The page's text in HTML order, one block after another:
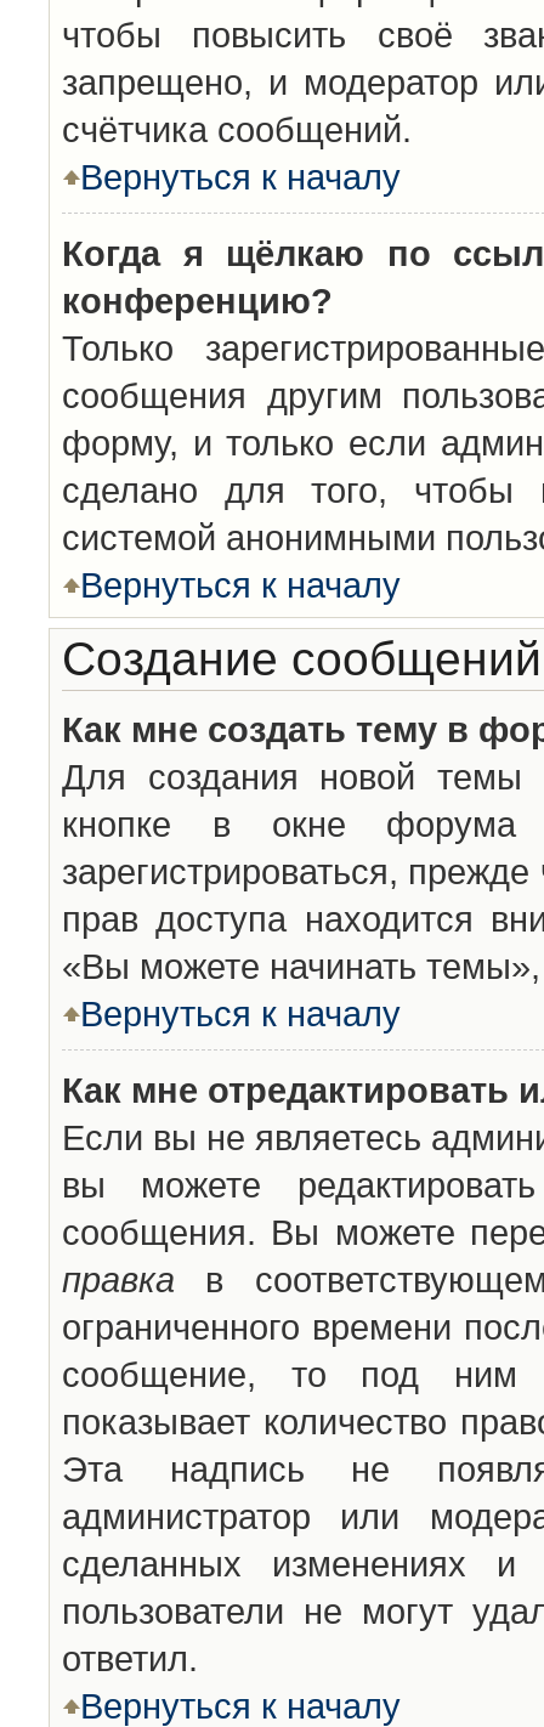
чтобы повысить своё
запрещено, и модератор
счётчика сообщений.
Вернуться к началу
Когда я щёлкаю по
конференцию?
Только
сообщения другим
форму, и только если
сделано для того, чтобы
системой анонимными
Вернуться к началу
Создание сообщений
Как мне создать тему в
Для создания новой темы
кнопке в окне
зарегистрироваться,
прав доступа находится
«Вы можете начинать
Вернуться к началу
Как мне отредактировать
Если вы не являетесь
вы можете
сообщения. Вы можете
правка в
ограниченного времени
сообщение, то под ним
показывает количество
Эта надпись не
администратор или
сделанных изменениях
пользователи не могут
ответил.
Вернуться к началу